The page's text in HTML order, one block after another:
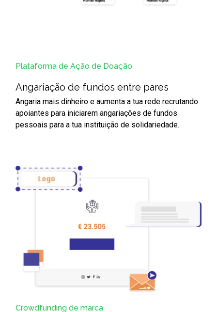
Plataforma de Ação de Doação
Angariação de fundos entre pares
Angaria mais dinheiro e aumenta a tua rede recrutando
apoiantes para iniciarem angariações de fundos
pessoais para a tua instituição de solidariedade.
Crowdfunding de marca